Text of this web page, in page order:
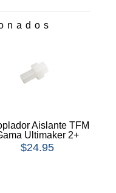
Aislante TFM
Ultimaker 2+
$24.95